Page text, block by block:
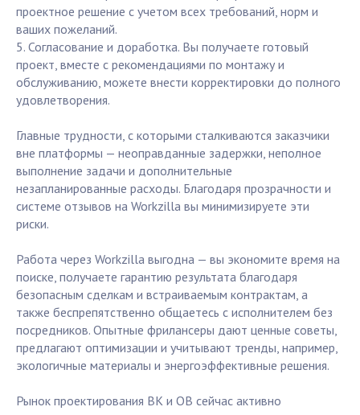
проектное решение с учетом всех требований, норм и
ваших пожеланий.
5. Согласование и доработка. Вы получаете готовый
проект, вместе с рекомендациями по монтажу и
обслуживанию, можете внести корректировки до полного
удовлетворения.
Главные трудности, с которыми сталкиваются заказчики
вне платформы — неоправданные задержки, неполное
выполнение задачи и дополнительные
незапланированные расходы. Благодаря прозрачности и
системе отзывов на Workzilla вы минимизируете эти
риски.
Работа через Workzilla выгодна — вы экономите время на
поиске, получаете гарантию результата благодаря
безопасным сделкам и встраиваемым контрактам, а
также беспрепятственно общаетесь с исполнителем без
посредников. Опытные фрилансеры дают ценные советы,
предлагают оптимизации и учитывают тренды, например,
экологичные материалы и энергоэффективные решения.
Рынок проектирования ВК и ОВ сейчас активно